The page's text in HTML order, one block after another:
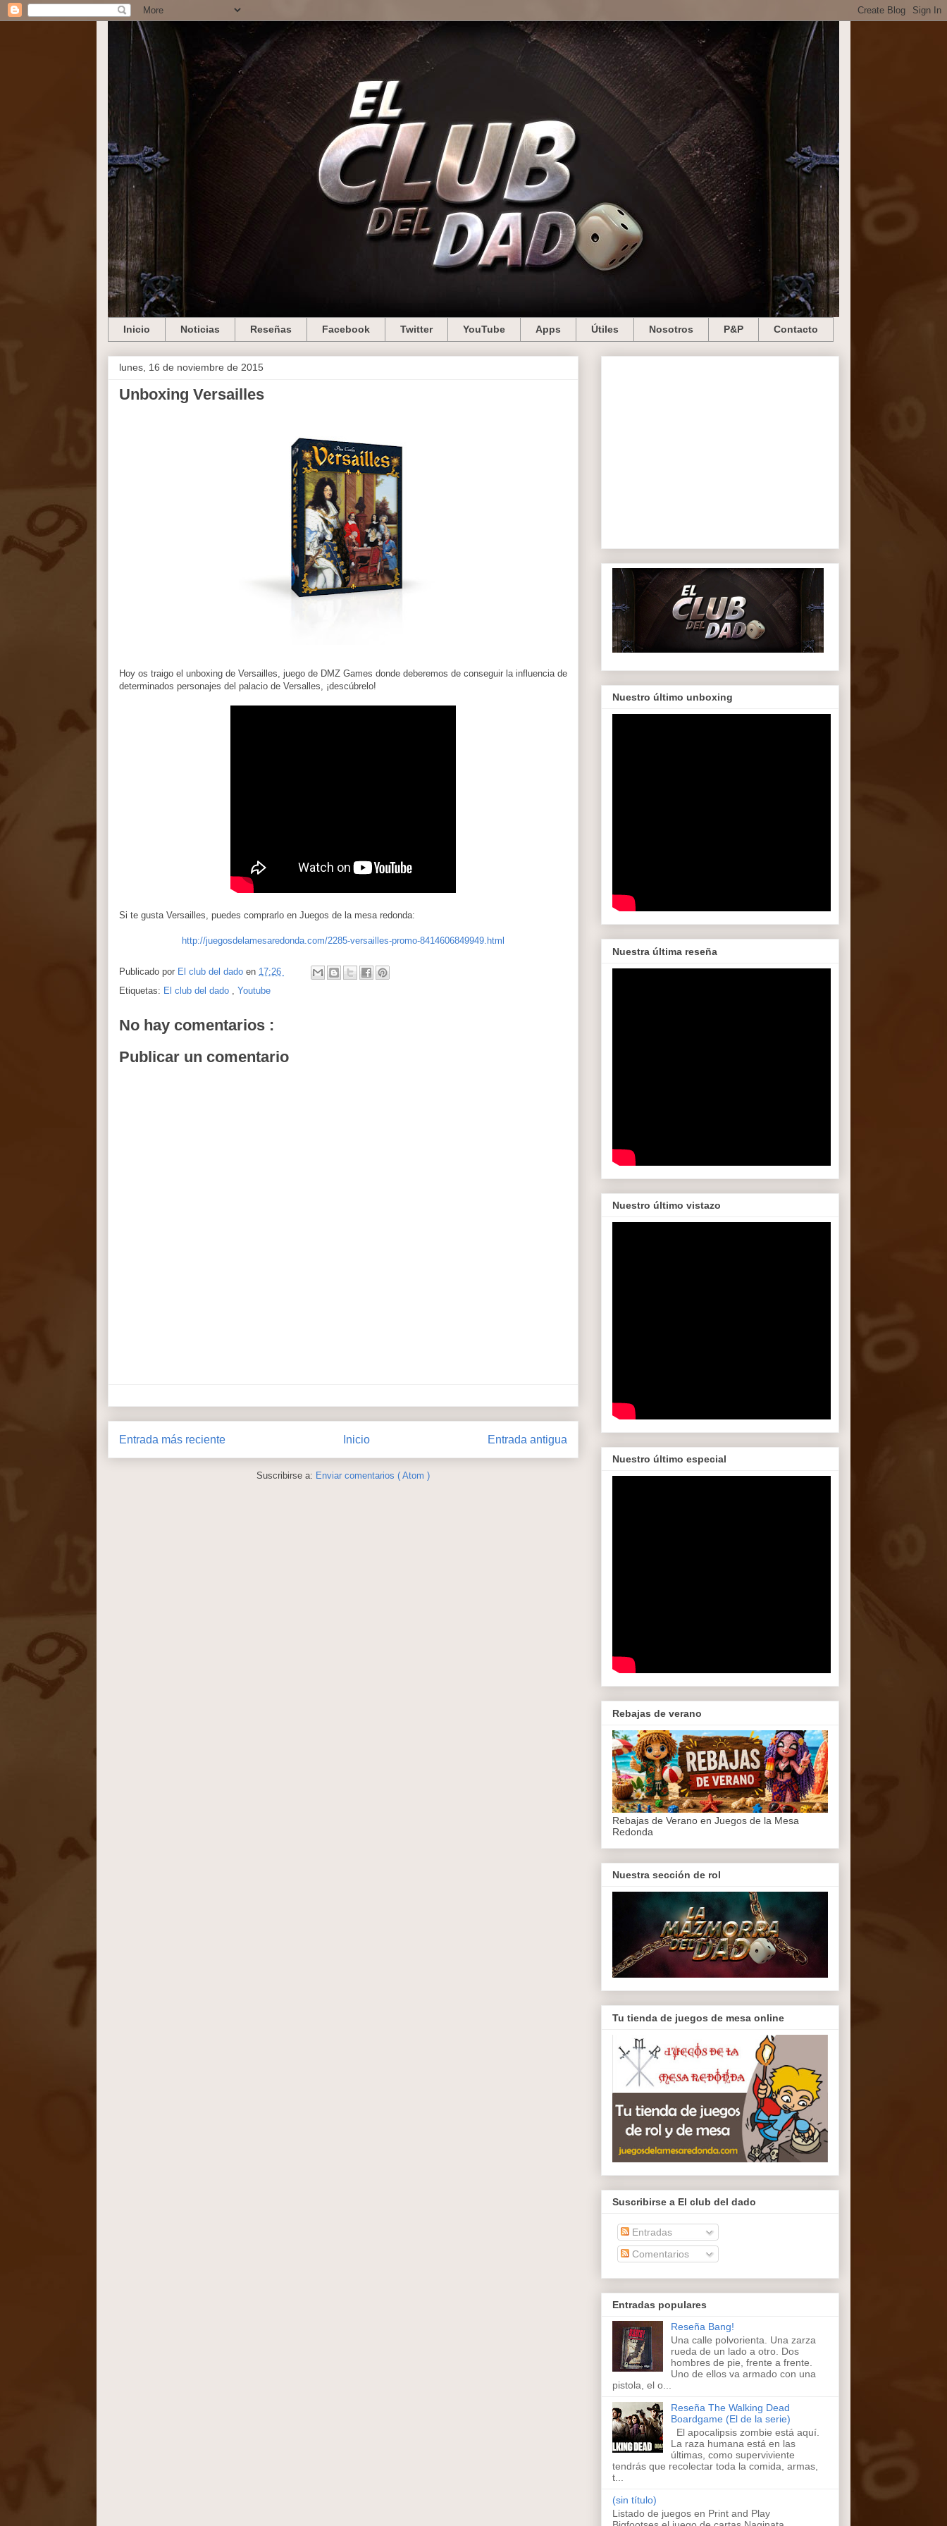
Inicio Noticias Reseñas Facebook Twitter YouTube Apps Útiles Nosotros P&P Contacto
lunes, 16 de noviembre de 2015
Unboxing Versailles
Hoy os traigo el unboxing de Versailles, juego de DMZ Games donde deberemos de conseguir la influencia de
determinados personajes del palacio de Versalles, ¡descúbrelo!
Si te gusta Versailles, puedes comprarlo en Juegos de la mesa redonda:
http://juegosdelamesaredonda.com/2285-versailles-promo-8414606849949.html
Publicado por El club del dado en 17:26
Etiquetas: El club del dado Youtube
No hay comentarios :
Publicar un comentario
Entrada más reciente Entrada antigua
Inicio
Suscribirse a: Enviar comentarios ( Atom )
Nuestro último unboxing
Nuestra última reseña
Nuestro último vistazo
Nuestro último especial
Rebajas de verano
Rebajas de Verano en Juegos de la Mesa
Redonda
Nuestra sección de rol
Tu tienda de juegos de mesa online
Suscribirse a El club del dado
Entradas
Comentarios
Entradas populares
Reseña Bang!
Una calle polvorienta. Una zarza
rueda de un lado a otro. Dos
hombres de pie, frente a frente.
Uno de ellos va armado con una
pistola, el o...
Reseña The Walking Dead
Boardgame (El de la serie)
El apocalipsis zombie está aquí.
La raza humana está en las
últimas, como superviviente
tendrás que recolectar toda la comida, armas,
t...
(sin título)
Listado de juegos en Print and Play